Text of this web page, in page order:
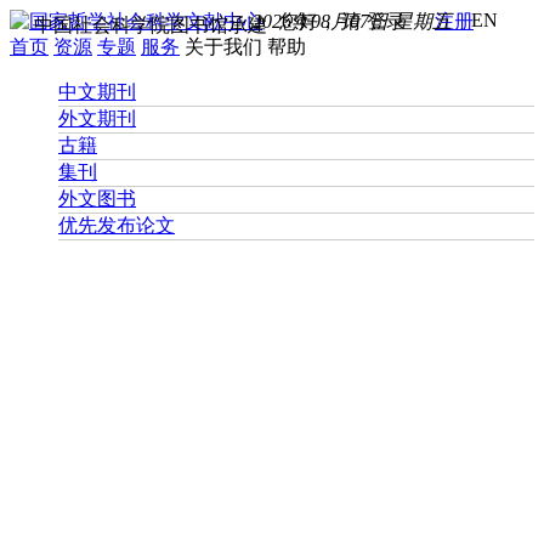
您好， 请登录 注册EN
2026年08月07日 星期五
中国社会科学院图书馆承建
首页 资源 专题 服务 关于我们 帮助
中文期刊
外文期刊
古籍
集刊
外文图书
优先发布论文